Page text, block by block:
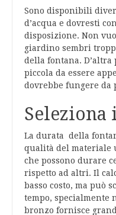
Sono disponibili
d’acqua e dovresti
disposizione. Non
giardino sembri
della fontana. D’altra
piccola da essere
dovrebbe fungere da
La durata della
qualità del materiale
che possono durare
rispetto ad altri. Il
basso costo, ma può
tempo, specialmente
bronzo fornisce